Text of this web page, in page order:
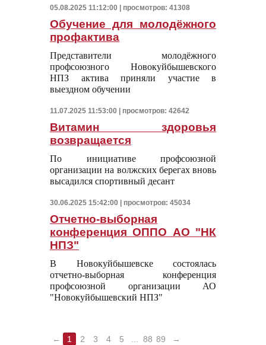
05.08.2025 11:12:00 | просмотров: 41308
Обучение для молодёжного
профактива
Представители молодёжного
профсоюзного Новокуйбышевского
НПЗ актива приняли участие в
выездном обучении
11.07.2025 11:53:00 | просмотров: 42642
Витамин здоровья
возвращается
По инициативе профсоюзной
организации на волжских берегах вновь
высадился спортивный десант
30.06.2025 15:42:00 | просмотров: 45034
Отчетно-выборная
конференция ОППО АО "НК
НПЗ"
В Новокуйбышевске состоялась
отчетно-выборная конференция
профсоюзной организации АО
"Новокуйбышевский НПЗ"
← 1 2 3 4 5 88 89 →